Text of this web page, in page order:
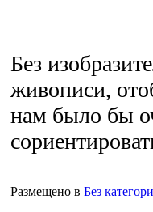
Без
живописи,
нам было бы
Размещено в Без